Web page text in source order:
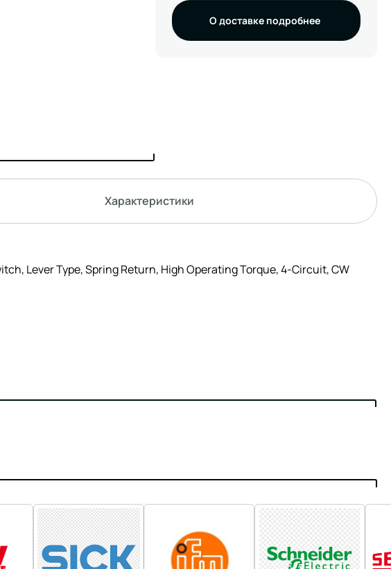
О доставке подробнее
Характеристики
Lever Type, Spring Return, High Operating Torque, 4-Circuit, CW